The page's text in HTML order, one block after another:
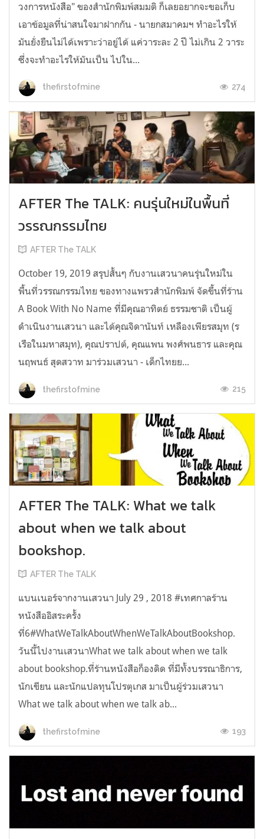
วงการหนังสือ" ของสำนักพิมพ์สมมติ ก็เลยอยากจะขอเก็บ
เอาข้อมูลที่น่าสนใจมาฝากกัน - นายกสมาคมฯ ทําอะไรให้
มันยั่งยืนไม่ได้เพราะว่าอยู่ได้ แค่วาระละ 2 ปี ไม่เกิน 2 วาระ
ซึ่งจะทําอะไรให้มันเป็น ไปใน...
thefirstofmine 274
AFTER The TALK: คนรุ่นใหม่ในพื้นที่
วรรณกรรมไทย
AFTER The TALK
October 19, 2019 สรุปสั้นๆ กับงานเสวนาคนรุ่นใหม่ใน
พื้นที่วรรณกรรมไทย ของทางแพรวสำนักพิมพ์ จัดขึ้นที่ร้าน
A Book With No Name ที่มีคุณอาทิตย์ ธรรมชาติ เป็นผู้
ดำเนินงานเสวนา และได้คุณจิดานันท์ เหลืองเพียรสมุท (ร
เรือในมหาสมุท), คุณปราปต์, คุณแพน พงศ์พนธาร และคุณ
นฤพนธ์ สุดสวาท มาร่วมเสวนา - เด็กไทยย...
thefirstofmine 215
AFTER The TALK: What we talk
about when we talk about
bookshop.
AFTER The TALK
แบนเนอร์จากงานเสวนา July 29 , 2018 #เทศกาลร้าน
หนังสืออิสระครั้ง
ที่6#WhatWeTalkAboutWhenWeTalkAboutBookshop.
วันนี้ไปงานเสวนาWhat we talk about when we talk
about bookshop.ที่ร้านหนังสือก็องดิด ที่มีทั้งบรรณาธิการ,
นักเขียน และนักแปลทุนโปรตุเกส มาเป็นผู้ร่วมเสวนา
What we talk about when we talk ab...
thefirstofmine 193